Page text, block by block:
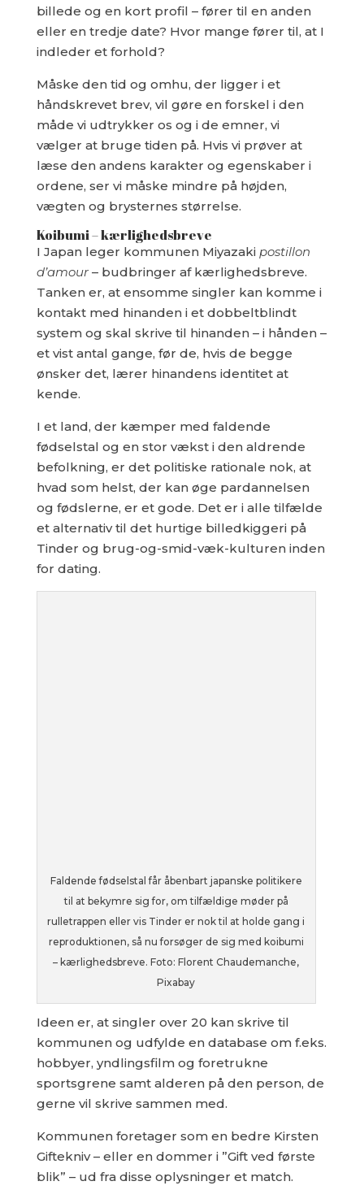
billede og en kort profil – fører til en anden
eller en tredje date? Hvor mange fører til, at I
indleder et forhold?
Måske den tid og omhu, der ligger i et
håndskrevet brev, vil gøre en forskel i den
måde vi udtrykker os og i de emner, vi
vælger at bruge tiden på. Hvis vi prøver at
læse den andens karakter og egenskaber i
ordene, ser vi måske mindre på højden,
vægten og brysternes størrelse.
Koibumi – kærlighedsbreve
I Japan leger kommunen Miyazaki postillon
d’amour– budbringer af kærlighedsbreve.
Tanken er, at ensomme singler kan komme i
kontakt med hinanden i et dobbeltblindt
system og skal skrive til hinanden – i hånden –
et vist antal gange, før de, hvis de begge
ønsker det, lærer hinandens identitet at
kende.
I et land, der kæmper med faldende
fødselstal og en stor vækst i den aldrende
befolkning, er det politiske rationale nok, at
hvad som helst, der kan øge pardannelsen
og fødslerne, er et gode. Det er i alle tilfælde
et alternativ til det hurtige billedkiggeri på
Tinder og brug-og-smid-væk-kulturen inden
for dating.
Faldende fødselstal får åbenbart japanske politikere
til at bekymre sig for, om tilfældige møder på
rulletrappen eller vis Tinder er nok til at holde gang i
reproduktionen, så nu forsøger de sig med koibumi
– kærlighedsbreve. Foto: Florent Chaudemanche,
Pixabay
Ideen er, at singler over 20 kan skrive til
kommunen og udfylde en database om f.eks.
hobbyer, yndlingsfilm og foretrukne
sportsgrene samt alderen på den person, de
gerne vil skrive sammen med.
Kommunen foretager som en bedre Kirsten
Giftekniv – eller en dommer i ”Gift ved første
blik” – ud fra disse oplysninger et match.